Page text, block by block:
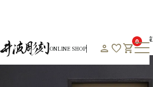
ONLINE SHOP person favoriteshopping_cart
0
HOME プレミアム商品一覧